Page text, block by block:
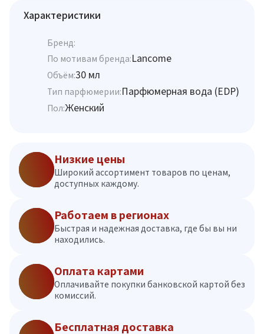
Характеристики
Бренд:
По мотивам бренда:Lancome
Объём:30 мл
Тип парфюмерии:Парфюмерная вода (EDP)
Пол:Женский
Низкие цены
Широкий ассортимент товаров по ценам,
доступных каждому.
Работаем в регионах
Быстрая и надежная доставка, где бы вы ни
находились.
Оплата картами
Оплачивайте покупки банковской картой без
комиссий.
Бесплатная доставка